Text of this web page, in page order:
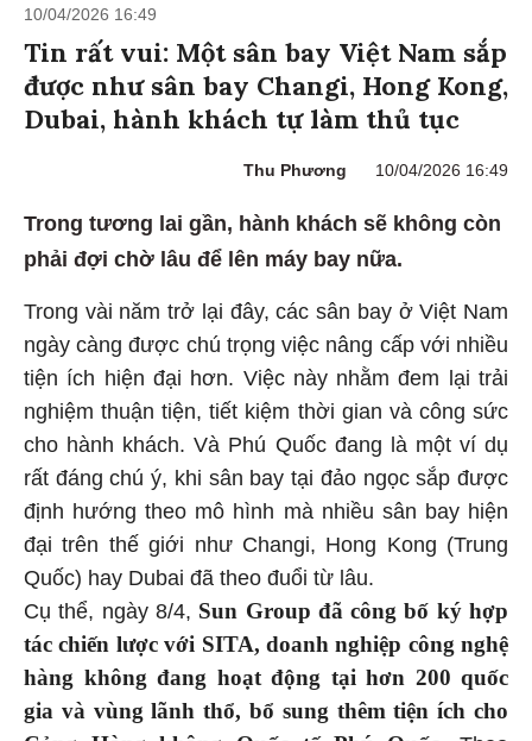
10/04/2026 16:49
Tin rất vui: Một sân bay Việt Nam sắp
được như sân bay Changi, Hong Kong,
Dubai, hành khách tự làm thủ tục
Thu Phương 10/04/2026 16:49
Trong tương lai gần, hành khách sẽ không còn
phải đợi chờ lâu để lên máy bay nữa.
Trong vài năm trở lại đây, các sân bay ở Việt Nam
ngày càng được chú trọng việc nâng cấp với nhiều
tiện ích hiện đại hơn. Việc này nhằm đem lại trải
nghiệm thuận tiện, tiết kiệm thời gian và công sức
cho hành khách. Và Phú Quốc đang là một ví dụ
rất đáng chú ý, khi sân bay tại đảo ngọc sắp được
định hướng theo mô hình mà nhiều sân bay hiện
đại trên thế giới như Changi, Hong Kong (Trung
Quốc) hay Dubai đã theo đuổi từ lâu.
Cụ thể, ngày 8/4, Sun Group đã công bố ký hợp
tác chiến lược với SITA, doanh nghiệp công nghệ
hàng không đang hoạt động tại hơn 200 quốc
gia và vùng lãnh thổ, bổ sung thêm tiện ích cho